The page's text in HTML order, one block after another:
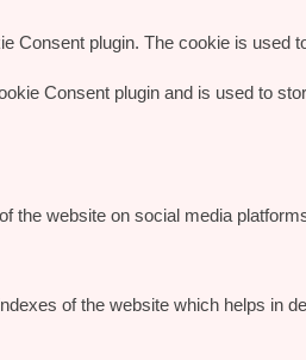
Consent plugin. The cookie is used
Consent plugin and is used to
the website on social media
of the website which helps in